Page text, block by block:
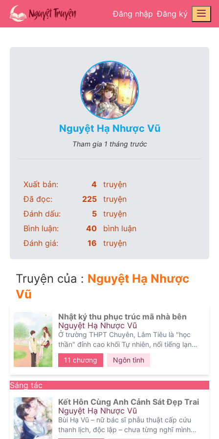
Đăng nhập Đăng ký
Nguyệt Hạ Nhược Vũ
Tham gia 1 tháng trước
Xuất bản: 4
truyện
Đã đọc:
225
truyện
Đánh dấu:
5
truyện
Bình luận:
40
bình luận
Đánh giá:
16 truyện
Truyện của : Nguyệt Hạ Nhược
Vũ
Nhật ký thu phục trúc mã nhà bên
Nguyệt Hạ Nhược Vũ
Ở trường THPT Chuyên, Lâm Tiêu là "học
thần" đỉnh cao khối Tự nhiên, nổi tiếng lạnh
lùng, kiêu ngạo và là nam thần vạn người
mê. Trong khi đó, Giang Hạ là cô nữ sinh
xinh xắn khối Xã Hội, luôn cố gắng giữ hình
tượng dịu dàng, ngoan hiền. Toàn trường
Nhưng thực chất... họ là hàng xóm sát
vách, lớn lên cùng nhau từ thời cởi tồng tắm
mưa! Ở nhà, Lâm Tiêu nắm sạch tật xấu của
Giang Hạ từ việc cô sợ sâu, ngủ chảy ke
11 chương Ngôn tình
Sáng tác
Kết Hôn Cùng Anh Cảnh Sát Đẹp Trai
Nguyệt Hạ Nhược Vũ
Bùi Hạ Vũ – nữ bác sĩ phẫu thuật cấp cứu
thanh lịch, độc lập – chưa từng nghĩ mình